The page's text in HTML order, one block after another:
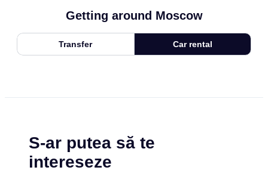
Getting around Moscow
Transfer Car rental
S-ar putea să te
intereseze